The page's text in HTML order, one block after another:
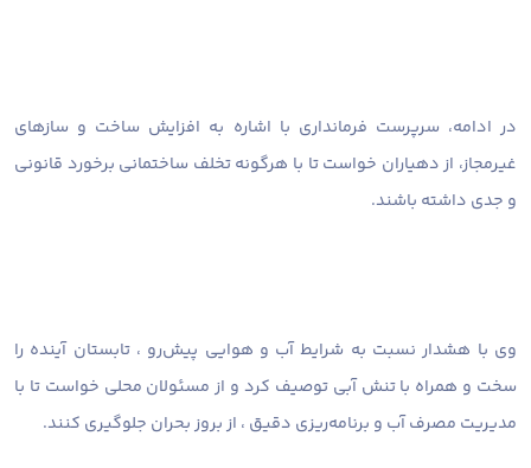
در ادامه، سرپرست فرمانداری با اشاره به افزایش ساخت و سازهای
غیرمجاز، از دهیاران خواست تا با هرگونه تخلف ساختمانی برخورد قانونی
و جدی داشته باشند.
وی با هشدار نسبت به شرایط آب و هوایی پیش‌رو ، تابستان آینده را
سخت و همراه با تنش آبی توصیف کرد و از مسئولان محلی خواست تا با
مدیریت مصرف آب و برنامه‌ریزی دقیق ، از بروز بحران جلوگیری کنند.